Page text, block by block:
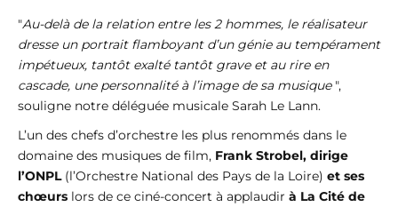
"Au-delà de la relation entre les 2 hommes, le réalisateur
dresse un portrait flamboyant d’un génie au tempérament
impétueux, tantôt exalté tantôt grave et au rire en
cascade, une personnalité à l’image de sa musique",
souligne notre déléguée musicale Sarah Le Lann.
L’un des chefs d’orchestre les plus renommés dans le
domaine des musiques de film, Frank Strobel, dirige
l’ONPL(l’Orchestre National des Pays de la Loire) et ses
chœurs lors de ce ciné-concert à applaudir à La Cité de